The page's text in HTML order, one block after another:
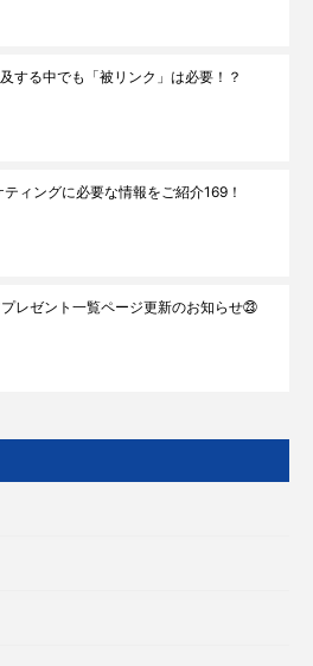
する中でも「被リンク」は必要！？
ィングに必要な情報をご紹介169！
レゼント一覧ページ更新のお知らせ㉓